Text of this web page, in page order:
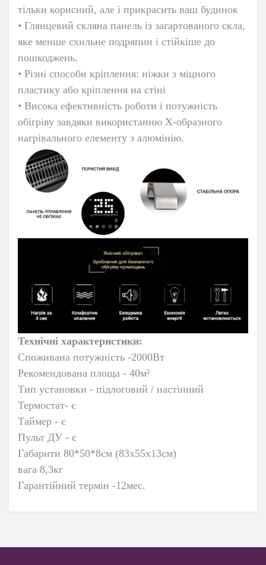
тільки корисний, але і прикрасить ваш будинок
• Глянцевий скляна панель із загартованого скла,
яке менше схильне подряпин і стійкіше до
пошкоджень.
• Різні способи кріплення: ніжки з міцного
пластику або кріплення на стіні
• Висока ефективність роботи і потужність
обігріву завдяки використанню X-образного
нагрівального елементу з алюмінію.
Технічні характеристики:
Споживана потужність -2000Вт
Рекомендована площа - 40м²
Тип установки - підлоговий / настінний
Термостат- є
Таймер - є
Пульт ДУ - є
Габарити 80*50*8см (83х55х13см)
вага 8,3кг
Гарантійний термін -12мес.